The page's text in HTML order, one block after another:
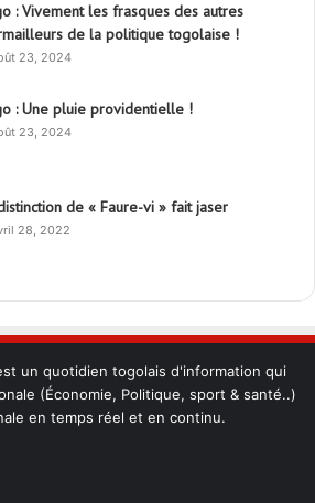
: Vivement les frasques des autres
de la politique togolaise !
23, 2024
: Une pluie providentielle !
23, 2024
de « Faure-vi » fait jaser
28, 2022
un quotidien togolais d'information qui
(Économie, Politique, sport & santé..)
en temps réel et en continu.